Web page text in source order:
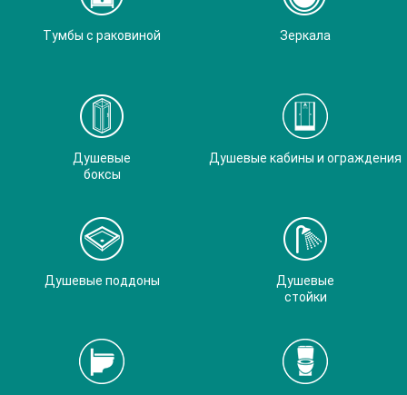
Тумбы с раковиной Зеркала
Душевые
боксы
Душевые кабины и ограждения
Душевые поддоны
Душевые
стойки